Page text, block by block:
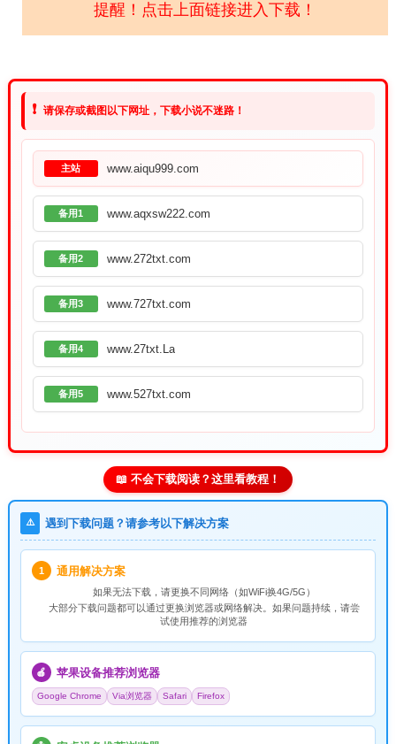
提醒！点击上面链接进入下载！
❗ 请保存或截图以下网址，下载小说不迷路！
主站 www.aiqu999.com
备用1 www.aqxsw222.com
备用2 www.272txt.com
备用3 www.727txt.com
备用4 www.27txt.La
备用5 www.527txt.com
📖 不会下载阅读？这里看教程！
⚠️ 遇到下载问题？请参考以下解决方案
1 通用解决方案
如果无法下载，请更换不同网络（如WiFi换4G/5G）
大部分下载问题都可以通过更换浏览器或网络解决。如果问题持续，请尝
试使用推荐的浏览器
🍎 苹果设备推荐浏览器
Google Chrome Via浏览器 Safari Firefox